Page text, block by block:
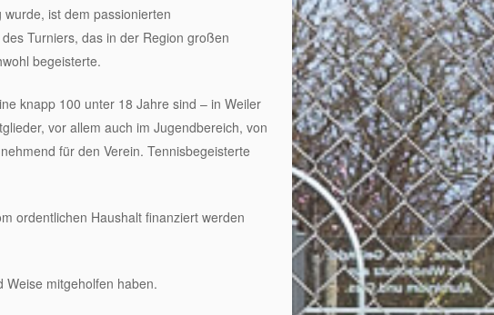
ist dem passionierten
Turniers, das in der Region großen
begeisterte.
knapp 100 unter 18 Jahre sind – in Weiler
vor allem auch im Jugendbereich, von
für den Verein. Tennisbegeisterte
ordentlichen Haushalt finanziert werden
mitgeholfen haben.